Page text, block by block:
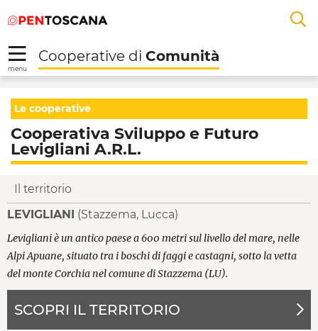
Skip to Main Content
alal
menu
Cooperative di Comunità
Cooperativa Sviluppo
Le cooperative
Cooperativa Sviluppo e Futuro
Levigliani A.R.L.
Il territorio
LEVIGLIANI
(Stazzema, Lucca)
Levigliani è un antico paese a 600 metri sul livello del mare, nelle
Alpi Apuane, situato tra i boschi di faggi e castagni, sotto la vetta
del monte Corchia nel comune di Stazzema (LU).
SCOPRI IL TERRITORIO